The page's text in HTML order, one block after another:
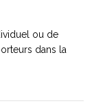
ou de
dans la